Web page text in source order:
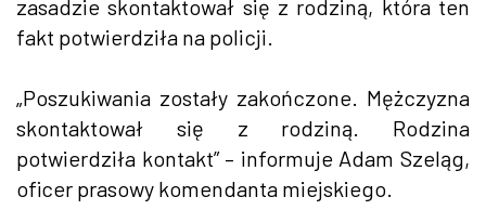
zasadzie skontaktował się z rodziną, która ten
fakt potwierdziła na policji.
„Poszukiwania zostały zakończone. Mężczyzna
skontaktował się z rodziną. Rodzina
potwierdziła kontakt” – informuje Adam Szeląg,
oficer prasowy komendanta miejskiego.